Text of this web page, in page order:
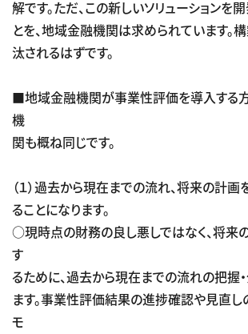
解です。ただ、この新しいソリューションを
とを、地域金融機関は求められています。
汰されるはずです。
■地域金融機関が事業性評価を導入する
機
関も概ね同じです。
（１）過去から現在までの流れ、将来の計
ることになります。
○現時点の財務の良し悪しではなく、将来
す
るために、過去から現在までの流れの把握
ます。事業性評価結果の進捗確認や見直
モ